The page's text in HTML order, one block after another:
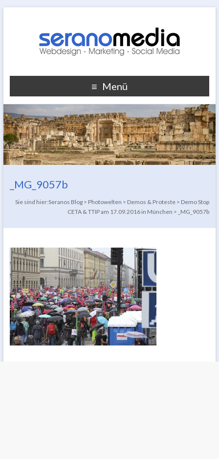
Menü
_MG_9057b
Sie sind hier:Seranos Blog > Photowelten > Demos & Proteste > Demo Stop
CETA & TTIP am 17.09.2016 in München > _MG_9057b